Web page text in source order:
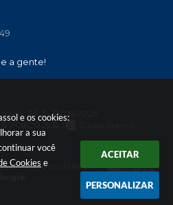
e os cookies:
a sua
você
Cookies e
ACEITAR
PERSONALIZAR
a gente!
3.5.3 - 19/06/2026
Todos os direitos